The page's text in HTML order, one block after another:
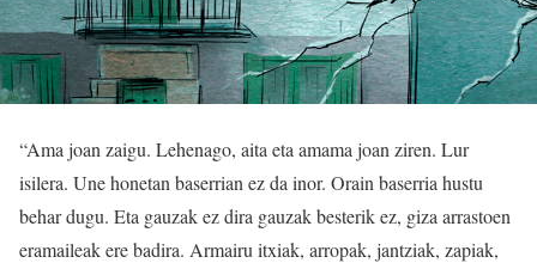
“Ama joan zaigu. Lehenago, aita eta amama joan ziren. Lur
isilera. Une honetan baserrian ez da inor. Orain baserria hustu
behar dugu. Eta gauzak ez dira gauzak besterik ez, giza arrastoen
eramaileak ere badira. Armairu itxiak, arropak, jantziak, zapiak,